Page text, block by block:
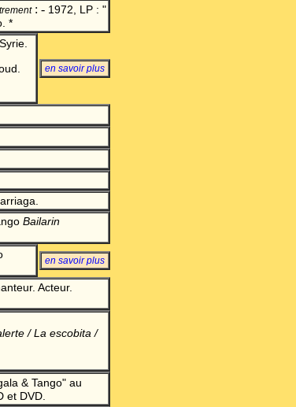
: - 1972, LP : "
*
en savoir plus
Bailarin
en savoir plus
Acteur.
/ La escobita /
& Tango" au
et DVD.